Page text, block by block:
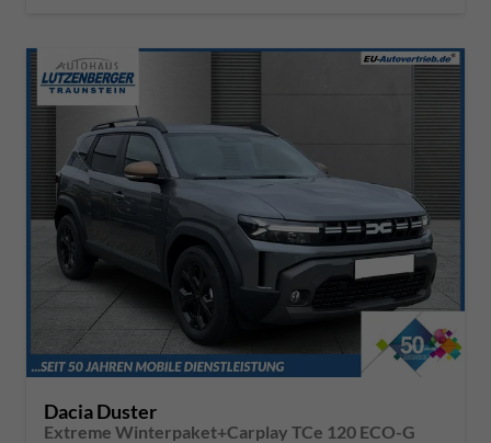
Dacia Duster
Extreme Winterpaket+Carplay TCe 120 ECO-G